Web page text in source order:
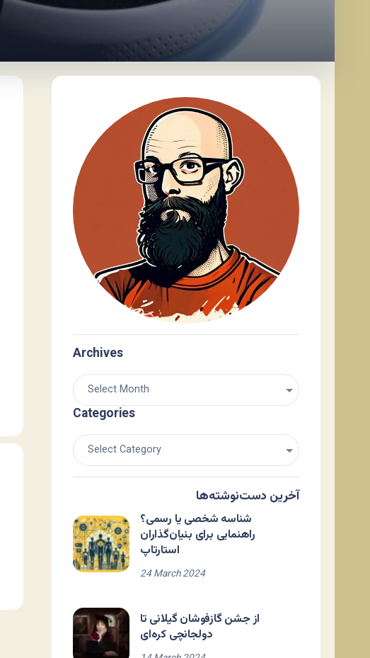
Archives
Categories
آخرین دست‌نوشته‌ها
شناسه شخصی یا رسمی؟
راهنمایی برای بنیان‌گذاران
استارتاپ
24 March 2024
از جشن گازفوشان گیلانی تا
دولجانچی کره‌ای